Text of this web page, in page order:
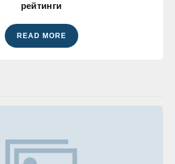
рейтинги
READ MORE